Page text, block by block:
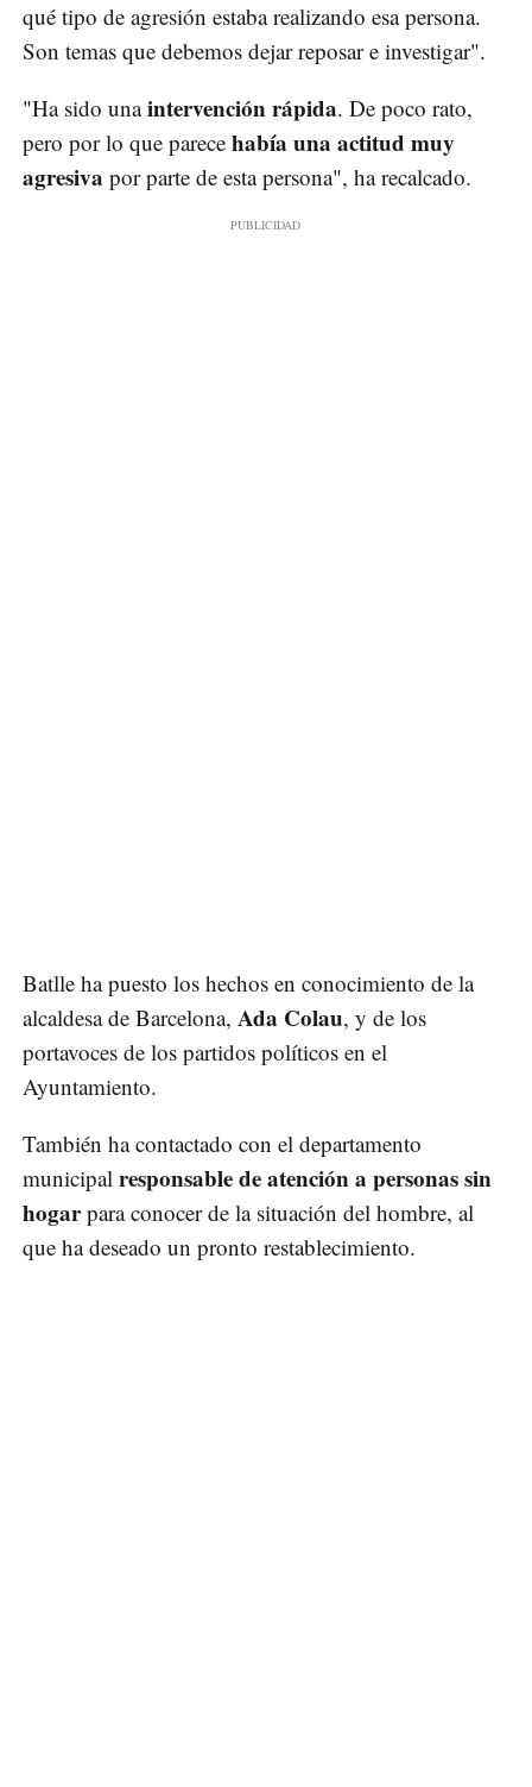
qué tipo de agresión estaba realizando esa persona.
Son temas que debemos dejar reposar e investigar".
"Ha sido unaintervención rápida. De poco rato,
pero por lo que parece había una actitud muy
agresiva por parte de esta persona", ha recalcado.
Batlle ha puesto los hechos en conocimiento de la
alcaldesa de Barcelona, Ada Colau, y de los
portavoces de los partidos políticos en el
Ayuntamiento.
También ha contactado con el departamento
municipal responsable de atención a personas sin
hogarpara conocer de la situación del hombre, al
que ha deseado un pronto restablecimiento.